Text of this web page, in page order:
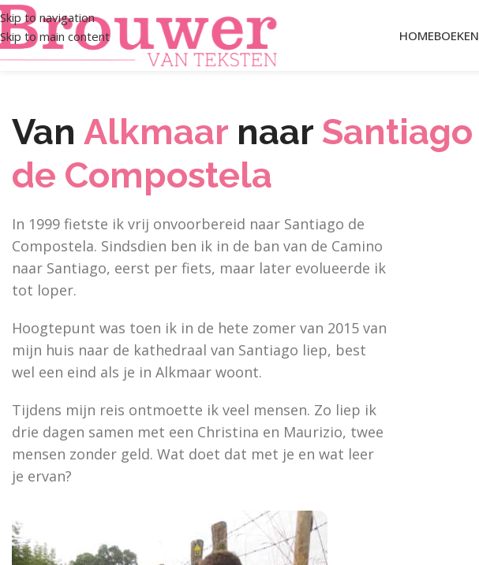
Skip to navigation
Skip to main content
HOMEBOEKEN
Van Alkmaar naar Santiago
de Compostela
In 1999 fietste ik vrij onvoorbereid naar Santiago de
Compostela. Sindsdien ben ik in de ban van de Camino
naar Santiago, eerst per fiets, maar later evolueerde ik
tot loper.
Hoogtepunt was toen ik in de hete zomer van 2015 van
mijn huis naar de kathedraal van Santiago liep, best
wel een eind als je in Alkmaar woont.
Tijdens mijn reis ontmoette ik veel mensen. Zo liep ik
drie dagen samen met een Christina en Maurizio, twee
mensen zonder geld. Wat doet dat met je en wat leer
je ervan?